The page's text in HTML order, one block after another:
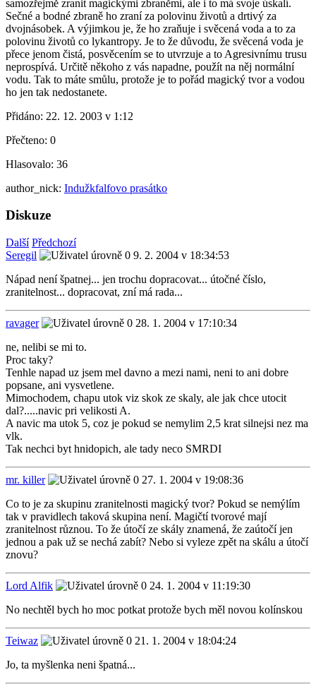
samozřejmě zranit magickými zbraněmi, ale i to má svoje úskalí.
Sečné a bodné zbraně ho zraní za polovinu životů a drtivý za
dvojnásobek. A výjimkou je, že ho zraňuje i svěcená voda a to za
polovinu životů co lykantropy. Je to že důvodu, že svěcená voda je
přece jenom čistá, posvěcením se to utvrzuje a to Agresivnímu trusu
neprospívá. Určitě někoho z vás napadne, použít na něj normální
vodu. Tak to máte smůlu, protože je to pořád magický tvor a vodou
ho jen tak nedostanete.
Přidáno: 22. 12. 2003 v 1:12
Přečteno: 0
Hlasovalo: 36
author_nick: Indužkfalfovo prasátko
Diskuze
Další Předchozí
Seregil
9. 2. 2004 v 18:34:53
Nápad není špatnej... jen trochu dopracovat... útočné číslo,
zranitelnost... dopracovat, zní má rada...
ravager
28. 1. 2004 v 17:10:34
ne, nelibi se mi to.
Proc taky?
Tenhle napad uz jsem mel davno a mezi nami, neni to ani dobre
popsane, ani vysvetlene.
Mimochodem, chapu utok viz skok ze skaly, ale jak chce utocit
dal?.....navic pri velikosti A.
A navic ma utok 5, coz je pokud se nemylim 2,5 krat silnejsi nez ma
vlk.
Tak nechci byt hnidopich, ale tady neco SMRDI
mr. killer
27. 1. 2004 v 19:08:36
Co to je za skupinu zranitelnosti magický tvor? Pokud se nemýlím
tak v pravidlech taková skupina není. Magičtí tvorové mají
zranitelnost různou. To že útočí ze skály znamená, že zaútočí jen
jednou a pak už se nechá zabít? Nebo si vyleze zpět na skálu a útočí
znovu?
Lord Alfik
24. 1. 2004 v 11:19:30
No nechtěl bych ho moc potkat protože bych měl novou kolínskou
Teiwaz
21. 1. 2004 v 18:04:24
Jo, ta myšlenka neni špatná...